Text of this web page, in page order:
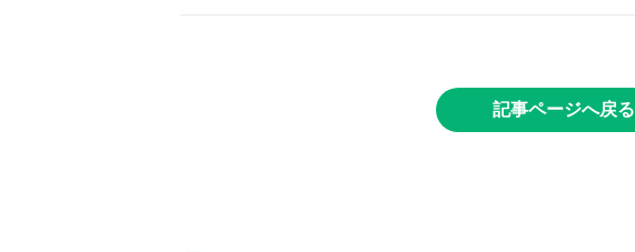
記事ページへ戻る